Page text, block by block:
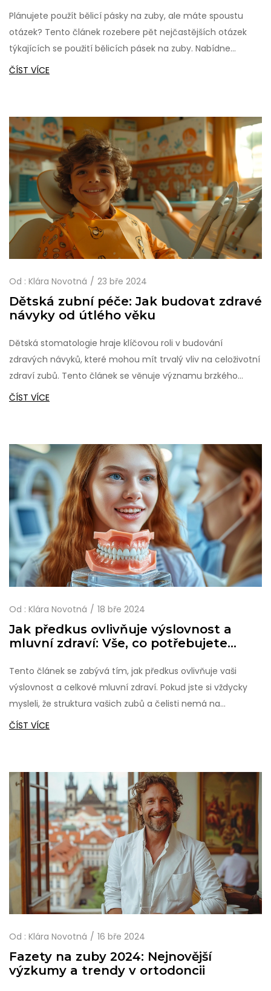
Plánujete použít bělicí pásky na zuby, ale máte spoustu
otázek? Tento článek rozebere pět nejčastějších otázek
týkajících se použití bělicích pásek na zuby. Nabídne
podrobné odpovědi a tipy, jak dosáhnout nejlepších
této populární metodě bělení zubů.
ČÍST VÍCE
Od : Klára Novotná 23 bře 2024
Dětská zubní péče: Jak budovat zdravé
návyky od útlého věku
Dětská stomatologie hraje klíčovou roli v budování
zdravých návyků, které mohou mít trvalý vliv na celoživotní
zdraví zubů. Tento článek se věnuje významu brzkého
zavedení dětí do světa zubní péče, představuje strategie
jako rodič podpořit zdravý vývoj zubů vašeho dítěte a
přispět k jeho lepšímu zdraví.
ČÍST VÍCE
Od : Klára Novotná 18 bře 2024
Jak předkus ovlivňuje výslovnost a
mluvní zdraví: Vše, co potřebujete
Tento článek se zabývá tím, jak předkus ovlivňuje vaši
výslovnost a celkové mluvní zdraví. Pokud jste si vždycky
mysleli, že struktura vašich zubů a čelisti nemá na
výslovnost vliv, připravte se, že se dozvíte něco nového.
ČÍST VÍCE
Od : Klára Novotná 16 bře 2024
Fazety na zuby 2024: Nejnovější
výzkumy a trendy v ortodoncii